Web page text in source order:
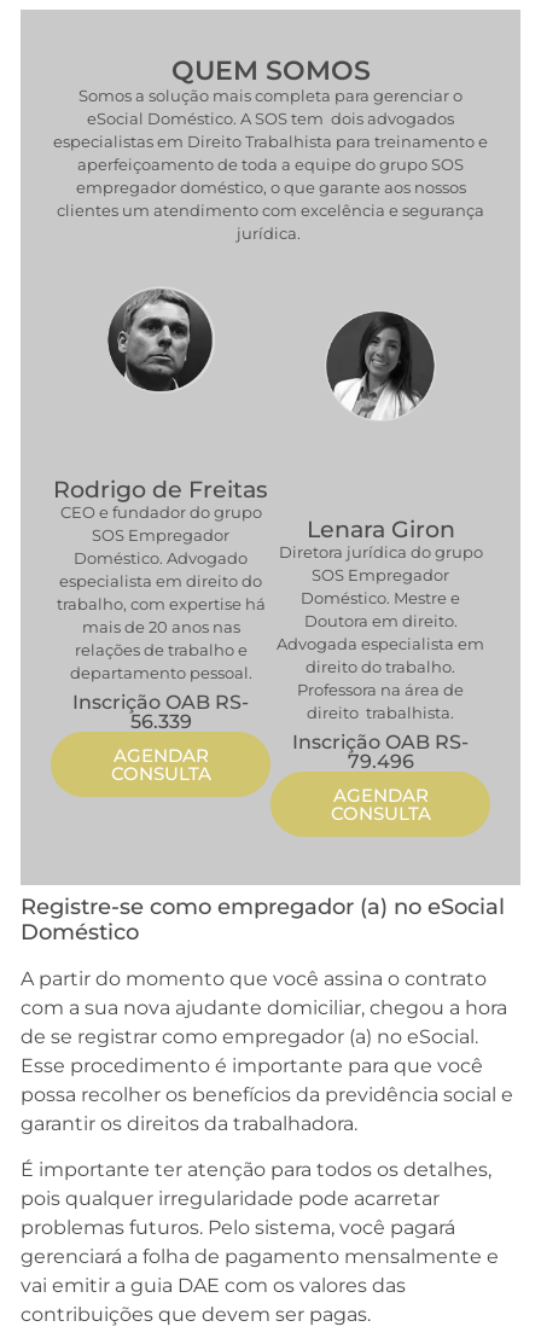
QUEM SOMOS
Somos a solução mais completa para gerenciar o
eSocial Doméstico. A SOS tem dois advogados
especialistas em Direito Trabalhista para treinamento e
aperfeiçoamento de toda a equipe do grupo SOS
empregador doméstico, o que garante aos nossos
clientes um atendimento com excelência e segurança
jurídica.
Rodrigo de Freitas
CEO e fundador do grupo
SOS Empregador
Doméstico. Advogado
especialista em direito do
trabalho, com expertise há
mais de 20 anos nas
relações de trabalho e
departamento pessoal.
Inscrição OAB RS-
56.339
AGENDAR
CONSULTA
Lenara Giron
Diretora jurídica do grupo
SOS Empregador
Doméstico. Mestre e
Doutora em direito.
Advogada especialista em
direito do trabalho.
Professora na área de
direito trabalhista.
Inscrição OAB RS-
79.496
AGENDAR
CONSULTA
Registre-se como empregador (a) no eSocial
Doméstico
A partir do momento que você assina o contrato
com a sua nova ajudante domiciliar, chegou a hora
de se registrar como empregador (a) no eSocial.
Esse procedimento é importante para que você
possa recolher os benefícios da previdência social e
garantir os direitos da trabalhadora.
É importante ter atenção para todos os detalhes,
pois qualquer irregularidade pode acarretar
problemas futuros. Pelo sistema, você pagará
gerenciará a folha de pagamento mensalmente e
vai emitir a guia DAE com os valores das
contribuições que devem ser pagas.